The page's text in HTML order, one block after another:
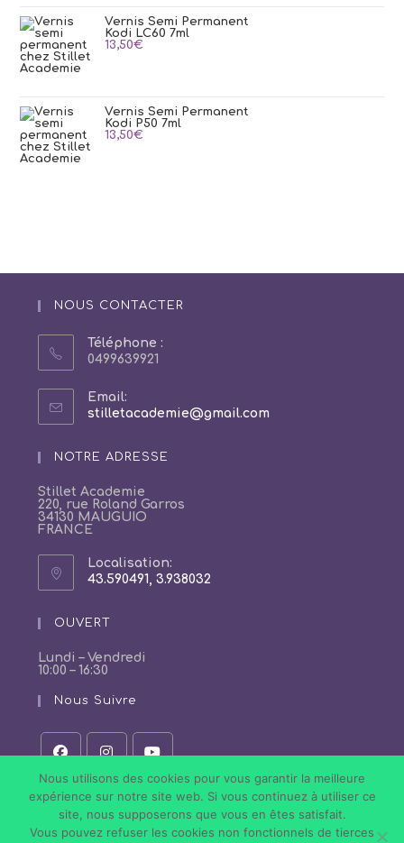
Vernis Semi Permanent
Kodi LC60 7ml
13,50€
Vernis Semi Permanent
Kodi P50 7ml
13,50€
NOUS CONTACTER
Téléphone :
0499639921
Email:
stilletacademie@gmail.comS’ouvre
NOTRE ADRESSE
Stillet Academie
220, rue Roland Garros
34130 MAUGUIO
FRANCE
Localisation:
43.590491, 3.938032
un
nouvel
OUVERT
Lundi – Vendredi
10:00 – 16:30
Nous Suivre
S’ouvre
dans
un
nouvel
onglet
S’ouvre
un
nouvel
onglet
S’ouvre
dans
un
nouvel
onglet
Nous utilisons des cookies pour vous garantir la meilleure
expérience sur notre site web. Si vous continuez à utiliser ce
site, nous supposerons que vous en êtes satisfait.
Vous pouvez refuser les cookies non fonctionnels de tierces